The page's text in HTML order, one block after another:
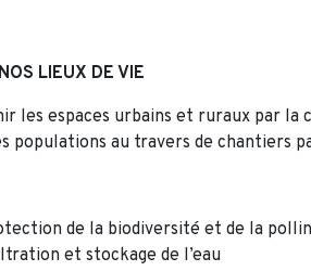
LIEUX DE VIE
les espaces urbains et ruraux par la
populations au travers de chantiers
de la biodiversité et de la
et stockage de l’eau